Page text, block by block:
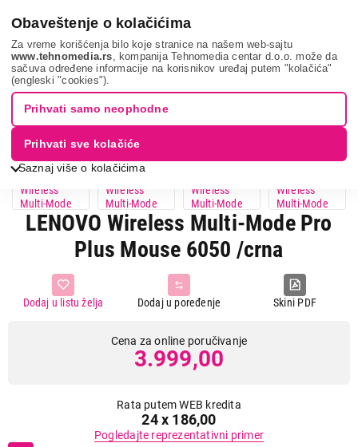
Obaveštenje o kolačićima
Za vreme korišćenja bilo koje stranice na našem web-sajtu
www.tehnomedia.rs , kompanija Tehnomedia centar d.o.o. može da
sačuva određene informacije na korisnikov uređaj putem "kolačića"
(engleski "cookies").
Saznaj više o kolačićima
Prihvati samo neophodne
Prihvati sve kolačiće
It & gaming Periferije Miševi Lenovo wireless...
LENOVO Wireless Multi-Mode Pro
Plus Mouse 6050 /crna
Skini PDF
Dodaj u poređenje
Dodaj u listu želja
Cena za online poručivanje
3.999,00
Rata putem WEB kredita
24 x 186,00
Pogledajte reprezentativni primer